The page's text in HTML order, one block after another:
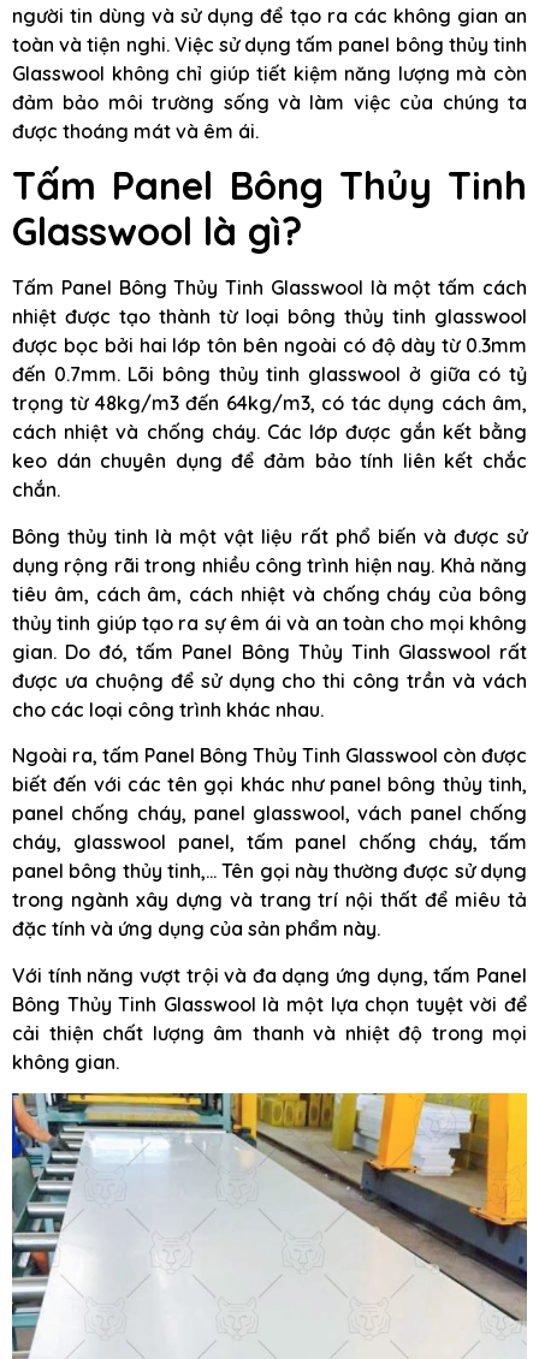
người tin dùng và sử dụng để tạo ra các không gian an
toàn và tiện nghi. Việc sử dụng tấm panel bông thủy tinh
Glasswool không chỉ giúp tiết kiệm năng lượng mà còn
đảm bảo môi trường sống và làm việc của chúng ta
được thoáng mát và êm ái.
Tấm Panel Bông Thủy Tinh
Glasswool là gì?
Tấm Panel Bông Thủy Tinh Glasswool là một tấm cách
nhiệt được tạo thành từ loại bông thủy tinh glasswool
được bọc bởi hai lớp tôn bên ngoài có độ dày từ 0.3mm
đến 0.7mm. Lõi bông thủy tinh glasswool ở giữa có tỷ
trọng từ 48kg/m3 đến 64kg/m3, có tác dụng cách âm,
cách nhiệt và chống cháy. Các lớp được gắn kết bằng
keo dán chuyên dụng để đảm bảo tính liên kết chắc
chắn.
Bông thủy tinh là một vật liệu rất phổ biến và được sử
dụng rộng rãi trong nhiều công trình hiện nay. Khả năng
tiêu âm, cách âm, cách nhiệt và chống cháy của bông
thủy tinh giúp tạo ra sự êm ái và an toàn cho mọi không
gian. Do đó, tấm Panel Bông Thủy Tinh Glasswool rất
được ưa chuộng để sử dụng cho thi công trần và vách
cho các loại công trình khác nhau.
Ngoài ra, tấm Panel Bông Thủy Tinh Glasswool còn được
biết đến với các tên gọi khác như panel bông thủy tinh,
panel chống cháy, panel glasswool, vách panel chống
cháy, glasswool panel, tấm panel chống cháy, tấm
panel bông thủy tinh,… Tên gọi này thường được sử dụng
trong ngành xây dựng và trang trí nội thất để miêu tả
đặc tính và ứng dụng của sản phẩm này.
Với tính năng vượt trội và đa dạng ứng dụng, tấm Panel
Bông Thủy Tinh Glasswool là một lựa chọn tuyệt vời để
cải thiện chất lượng âm thanh và nhiệt độ trong mọi
không gian.